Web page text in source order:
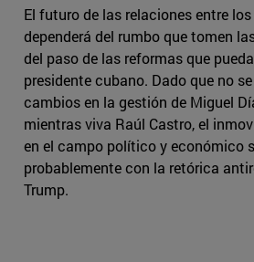
El futuro de las relaciones entre
dependerá del rumbo que tomen
del paso de las reformas que
presidente cubano. Dado que no
cambios en la gestión de Miguel
mientras viva Raúl Castro, el
en el campo político y económico
probablemente con la retórica
Trump.